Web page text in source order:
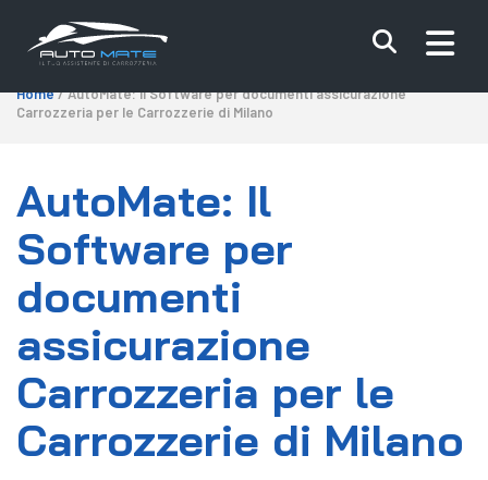
Home/ AutoMate: Il Software per documenti assicurazione
Carrozzeria per le Carrozzerie di Milano
AutoMate: Il
Software per
documenti
assicurazione
Carrozzeria per le
Carrozzerie di Milano